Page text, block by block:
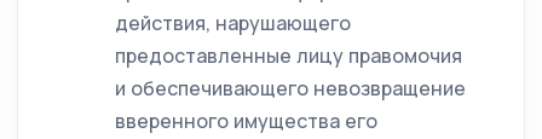
действия, нарушающего
предоставленные лицу правомочия
и обеспечивающего невозвращение
вверенного имущества его